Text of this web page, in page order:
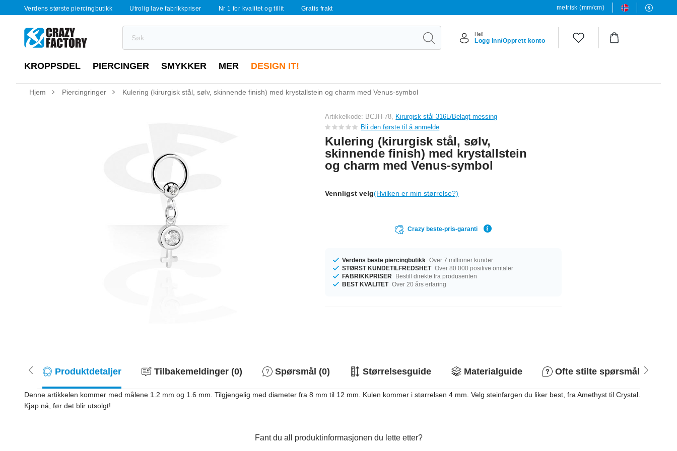
Verdens største piercingbutikk Utrolig lave fabrikkpriser Nr 1 for kvalitet og tillit Gratis frakt metrisk (mm/cm)
Hei!
Logg inn/Opprett konto
KROPPSDEL PIERCINGER SMYKKER MER DESIGN IT!
Hjem Piercingringer Kulering (kirurgisk stål, sølv, skinnende finish) med krystallstein og charm med Venus-symbol
Artikkelkode: BCJH-78, Kirurgisk stål 316L/Belagt messing
Bli den første til å anmelde
Kulering (kirurgisk stål, sølv,
skinnende finish) med krystallstein
og charm med Venus-symbol
Vennligst velg(Hvilken er min størrelse?)
Crazy beste-pris-garanti
Verdens beste piercingbutikk Over 7 millioner kunder
STØRST KUNDETILFREDSHET Over 80 000 positive omtaler
FABRIKKPRISER
Bestill direkte fra produsenten
BEST KVALITET Over 20 års erfaring
Produktdetaljer Tilbakemeldinger (0) Spørsmål (0) Størrelsesguide Materialguide Ofte stilte spørsmål
Denne artikkelen kommer med målene 1.2 mm og 1.6 mm. Tilgjengelig med diameter fra 8 mm til 12 mm. Kulen kommer i størrelsen 4 mm. Velg steinfargen du liker best, fra Amethyst til Crystal.
Kjøp nå, før det blir utsolgt!
Fant du all produktinformasjonen du lette etter?